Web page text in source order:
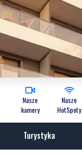
Nasze
kamery
Nasze
HotSpoty
Turystyka